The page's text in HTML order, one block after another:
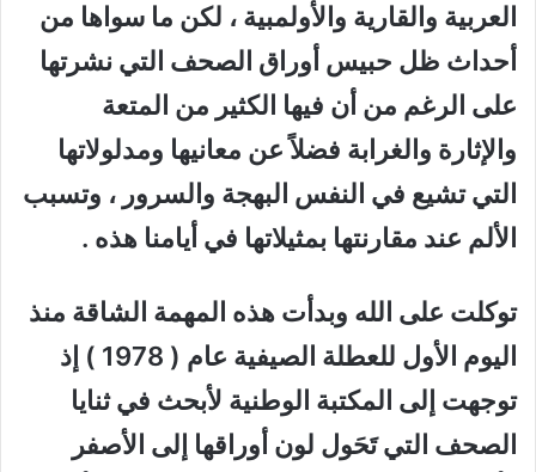
العربية والقارية والأولمبية ، لكن ما سواها من
أحداث ظل حبيس أوراق الصحف التي نشرتها
على الرغم من أن فيها الكثير من المتعة
والإثارة والغرابة فضلاً عن معانيها ومدلولاتها
التي تشيع في النفس البهجة والسرور ، وتسبب
الألم عند مقارنتها بمثيلاتها في أيامنا هذه .
توكلت على الله وبدأت هذه المهمة الشاقة منذ
اليوم الأول للعطلة الصيفية عام ( 1978 ) إذ
توجهت إلى المكتبة الوطنية لأبحث في ثنايا
الصحف التي تَحَول لون أوراقها إلى الأصفر